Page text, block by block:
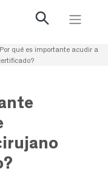
qué es importante acudir a